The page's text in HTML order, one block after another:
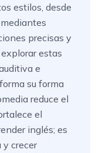
estilos, desde
precisas y
estas
e
su forma
reduce el
el
inglés; es
y crecer